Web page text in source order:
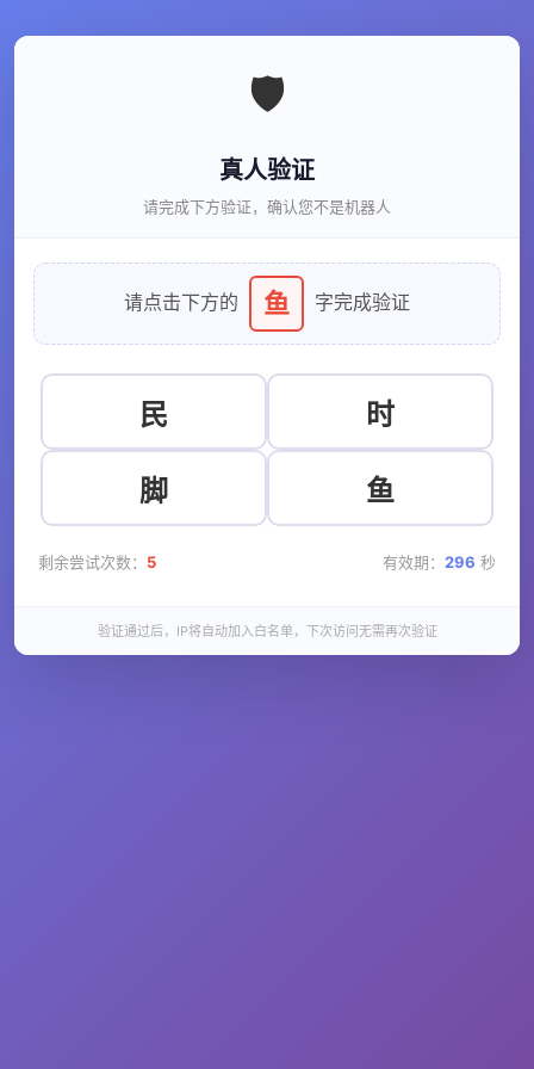
🛡️
真人验证
请完成下方验证，确认您不是机器人
请点击下方的 鱼 字完成验证
民 时
脚 鱼
剩余尝试次数： 5 有效期： 296 秒
验证通过后，IP将自动加入白名单，下次访问无需再次验证